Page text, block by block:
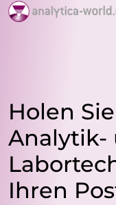
Holen
Analytik-
Ihren